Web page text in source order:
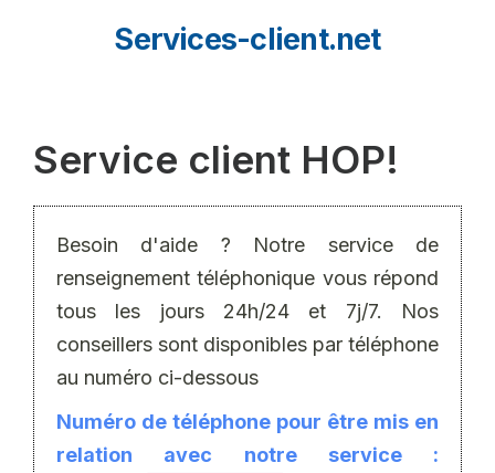
Services-client.net
Service client HOP!
Besoin d'aide ? Notre service de
renseignement téléphonique vous répond
tous les jours 24h/24 et 7j/7. Nos
conseillers sont disponibles par téléphone
au numéro ci-dessous
Numéro de téléphone pour être mis en
relation avec notre service :